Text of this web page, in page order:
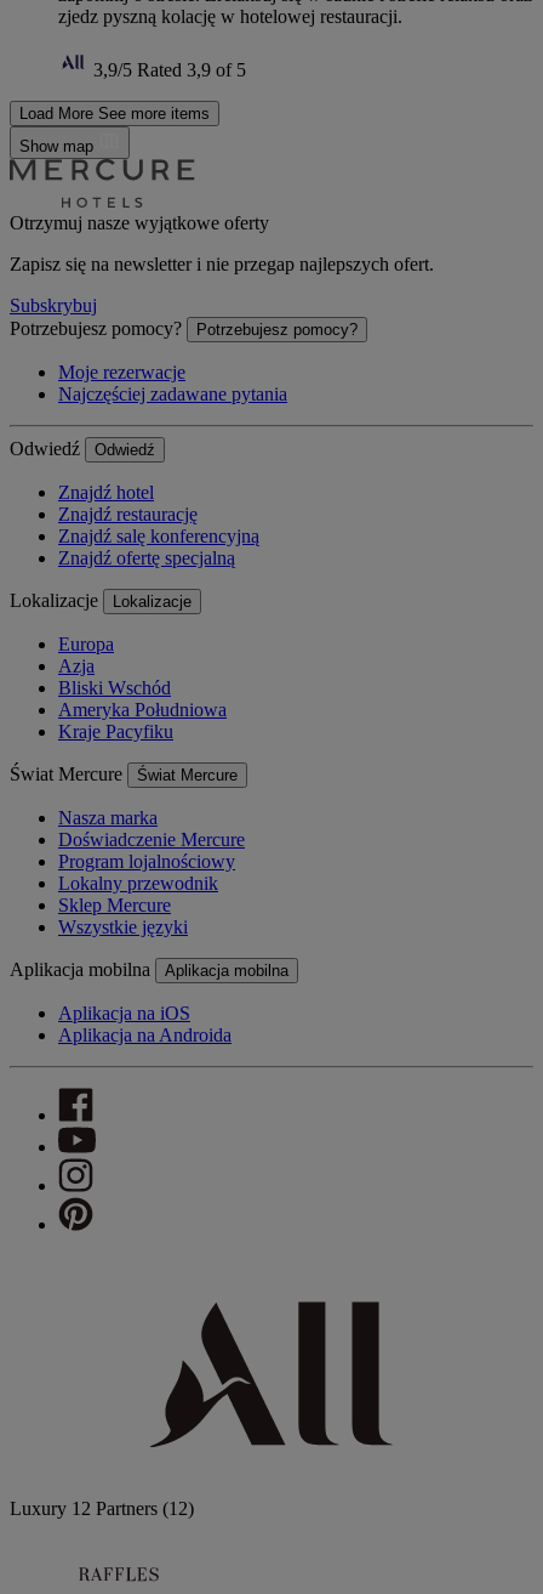
zjedz pyszną kolację w hotelowej restauracji.
3,9/5 Rated 3,9 of 5
Load More See more items
Show map
Otrzymuj nasze wyjątkowe oferty
Zapisz się na newsletter i nie przegap najlepszych ofert.
Subskrybuj
Potrzebujesz pomocy?
Potrzebujesz pomocy?
Moje rezerwacje
Najczęściej zadawane pytania
Odwiedź Odwiedź
Znajdź hotel
Znajdź restaurację
Znajdź salę konferencyjną
Znajdź ofertę specjalną
Lokalizacje Lokalizacje
Europa
Azja
Bliski Wschód
Ameryka Południowa
Kraje Pacyfiku
Świat Mercure Świat Mercure
Nasza marka
Doświadczenie Mercure
Program lojalnościowy
Lokalny przewodnik
Sklep Mercure
Wszystkie języki
Aplikacja mobilna Aplikacja mobilna
Aplikacja na iOS
Aplikacja na Androida
Luxury 12 Partners (12)